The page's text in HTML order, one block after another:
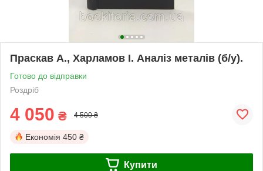
Праскав А., Харламов І. Аналіз металів (б/у).
Готово до відправки
Роздріб
4 050 ₴ 4 500 ₴
Економія 450 ₴
Купити